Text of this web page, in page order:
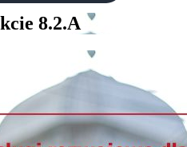
8.2.A